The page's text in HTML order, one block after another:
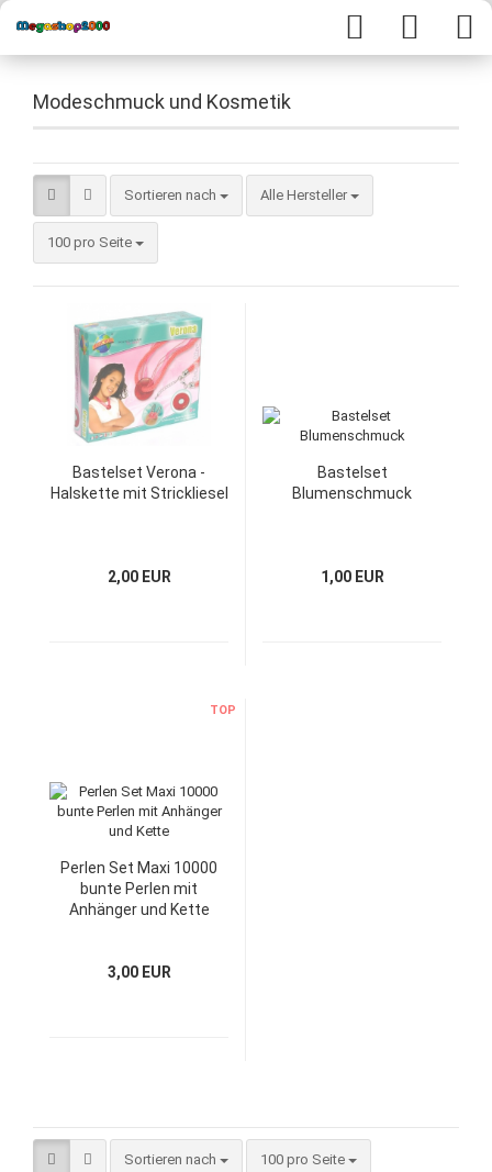
Modeschmuck und Kosmetik
Sortieren nach Alle Hersteller
100 pro Seite
Bastelset Verona -
Halskette mit Strickliesel
2,00 EUR
Bastelset
Blumenschmuck
1,00 EUR
TOP
Perlen Set Maxi 10000
bunte Perlen mit
Anhänger und Kette
3,00 EUR
Sortieren nach 100 pro Seite